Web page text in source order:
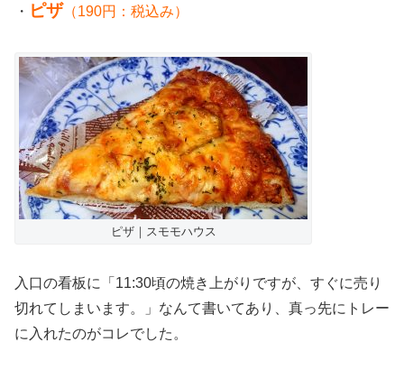
・ ピザ （190円：税込み）
ピザ｜スモモハウス
入口の看板に「11:30頃の焼き上がりですが、すぐに売り
切れてしまいます。」なんて書いてあり、真っ先にトレー
に入れたのがコレでした。